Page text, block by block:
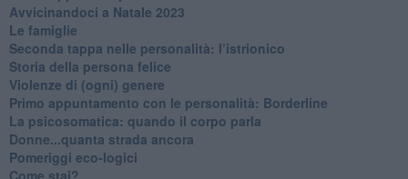
​Avvicinandoci a Natale 2023
Le famiglie
Seconda tappa nelle personalità: l’istrionico
​Storia della persona felice
Violenze di (ogni) genere
​Primo appuntamento con le personalità: Borderline
La psicosomatica: quando il corpo parla
Donne...quanta strada ancora
​Pomeriggi eco-logici
​Come stai?